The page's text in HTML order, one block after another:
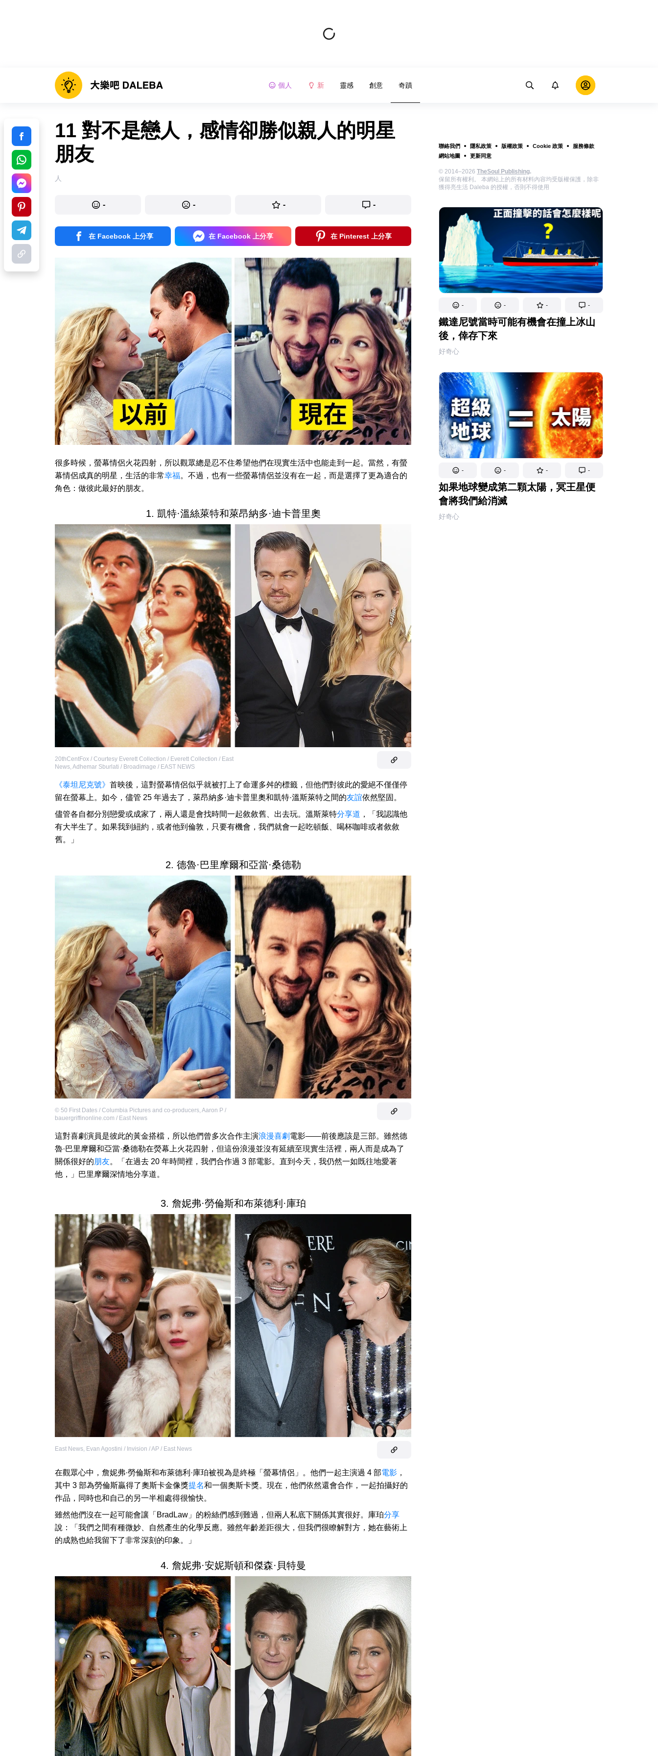
個人 新 靈感 創意 奇蹟
聯絡我們 隱私政策 版權政策 Cookie 政策
服務條款
網站地圖
更新同意
© 2014–2026 TheSoul Publishing.
保留所有權利。 本網站上的所有材料內容均受版權保護，除非
獲得亮生活 Daleba 的授權，否則不得使用
- - - -
鐵達尼號當時可能有機會在撞上冰山
後，倖存下來
好奇心
- - - -
如果地球變成第二顆太陽，冥王星便
會將我們給消滅
好奇心
11 對不是戀人，感情卻勝似親人的明星
朋友
人
- - - -
在 Facebook 上分享 在 Facebook 上分享 在 Pinterest 上分享
很多時候，螢幕情侶火花四射，所以觀眾總是忍不住希望他們在現實生活中也能走到一起。當然，有螢
幕情侶成真的明星，生活的非常幸福。不過，也有一些螢幕情侶並沒有在一起，而是選擇了更為適合的
角色：做彼此最好的朋友。
1. 凱特·溫絲萊特和萊昂納多·迪卡普里奧
20thCentFox / Courtesy Everett Collection / Everett Collection / East
News, Adhemar Sburlati / Broadimage / EAST NEWS
《泰坦尼克號》 首映後，這對螢幕情侶似乎就被打上了命運多舛的標籤，但他們對彼此的愛絕不僅僅停
留在螢幕上。如今，儘管 25 年過去了，萊昂納多·迪卡普里奧和凱特·溫斯萊特之間的友誼依然堅固。
儘管各自都分別戀愛或成家了，兩人還是會找時間一起敘敘舊、出去玩。溫斯萊特分享道 ，「我認識他
有大半生了。如果我到紐約，或者他到倫敦，只要有機會，我們就會一起吃頓飯、喝杯咖啡或者敘敘
舊。」
2. 德魯·巴里摩爾和亞當·桑德勒
© 50 First Dates / Columbia Pictures and co-producers, Aaron P /
bauergriffinonline.com / East News
這對喜劇演員是彼此的黃金搭檔，所以他們曾多次合作主演浪漫喜劇 電影——前後應該是三部。雖然德
魯·巴里摩爾和亞當·桑德勒在熒幕上火花四射，但這份浪漫並沒有延續至現實生活裡，兩人而是成為了
關係很好的朋友。「在過去 20 年時間裡，我們合作過 3 部電影。直到今天，我仍然一如既往地愛著
他，」巴里摩爾深情地分享道。
3. 詹妮弗·勞倫斯和布萊德利·庫珀
East News, Evan Agostini / Invision / AP / East News
在觀眾心中，詹妮弗·勞倫斯和布萊德利·庫珀被視為是終極「螢幕情侶」。他們一起主演過 4 部電影 ，
其中 3 部為勞倫斯贏得了奧斯卡金像獎提名和一個奧斯卡獎。現在，他們依然還會合作，一起拍攝好的
作品，同時也和自己的另一半相處得很愉快。
雖然他們沒在一起可能會讓「BradLaw」的粉絲們感到難過，但兩人私底下關係其實很好。庫珀分享
說：「我們之間有種微妙、自然產生的化學反應。雖然年齡差距很大，但我們很瞭解對方，她在藝術上
的成熟也給我留下了非常深刻的印象。」
4. 詹妮弗·安妮斯頓和傑森·貝特曼